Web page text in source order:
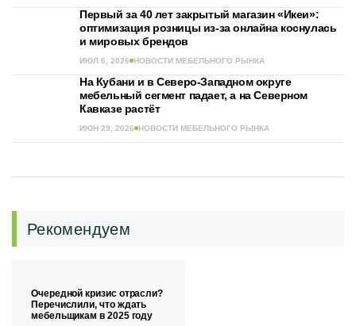
Первый за 40 лет закрытый магазин «Икеи»:
оптимизация розницы из-за онлайна коснулась
и мировых брендов
ИЮЛ 6, 2026 НОВОСТИ МЕБЕЛЬНОГО РЫНКА
На Кубани и в Северо-Западном округе
мебельный сегмент падает, а на Северном
Кавказе растёт
ИЮН 29, 2026 НОВОСТИ МЕБЕЛЬНОГО РЫНКА
Рекомендуем
Очередной кризис отрасли?
Перечислили, что ждать
мебельщикам в 2025 году